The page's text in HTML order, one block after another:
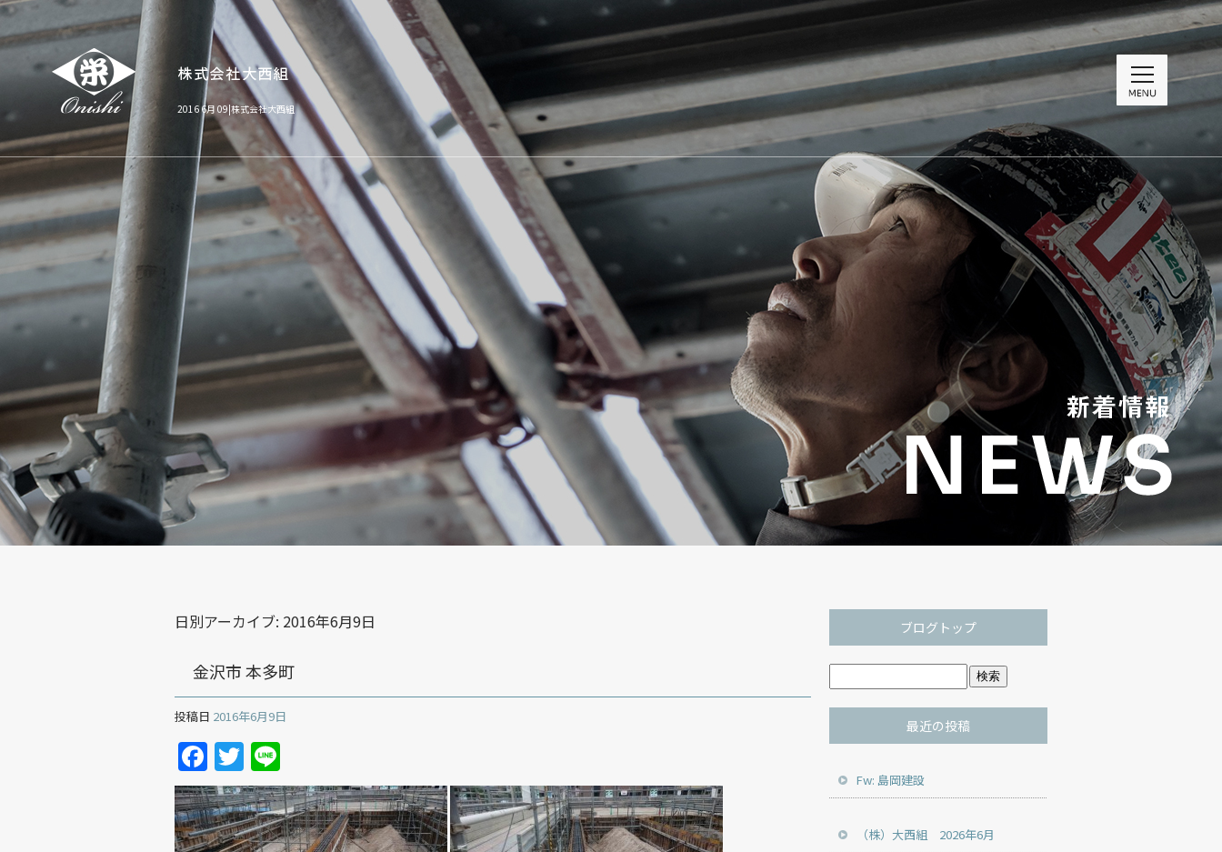
2016 6月 09|株式会社大西組
日別アーカイブ: 2016年6月9日
金沢市 本多町
投稿日 2016年6月9日
Facebook
Twitter
ブログトップ
最近の投稿
Fw: 島岡建設
（株）大西組 2026年6月